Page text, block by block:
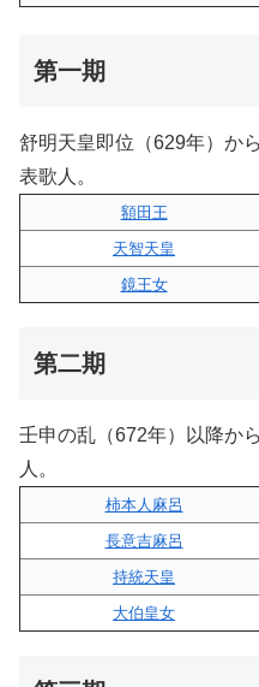
第一期
舒明天皇即位（629年）か
表歌人。
額田王
天智天皇
鏡王女
第二期
壬申の乱（672年）以降か
人。
柿本人麻呂
長意吉麻呂
持統天皇
大伯皇女